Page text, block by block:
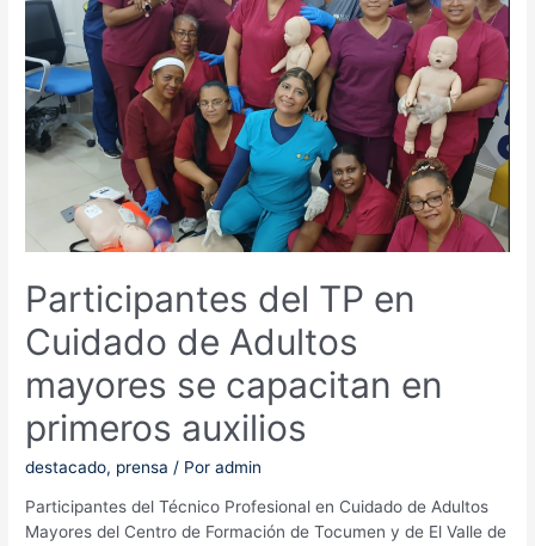
2030
INADEH
Participantes del TP en
Cuidado de Adultos
mayores se capacitan en
primeros auxilios
destacado, prensa / Poradmin
Participantes del Técnico Profesional en Cuidado de Adultos
Mayores del Centro de Formación de Tocumen y de El Valle de